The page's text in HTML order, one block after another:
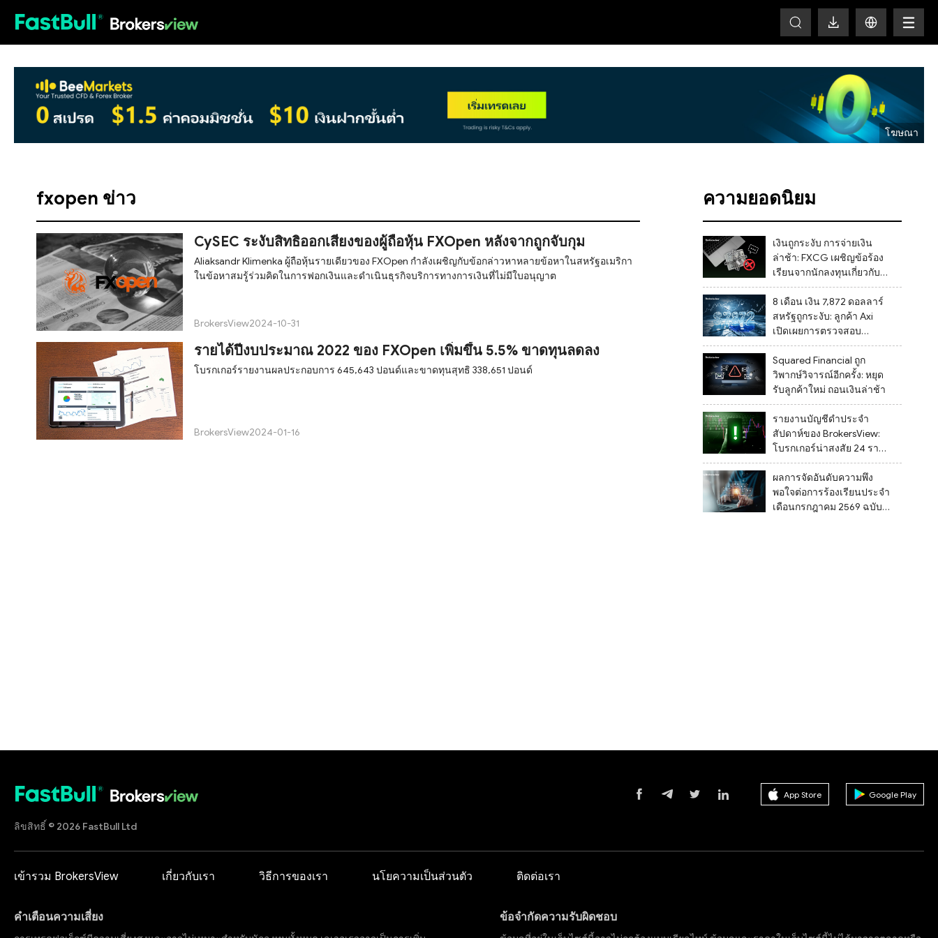
fxopen ข่าว
CySEC ระงับสิทธิออกเสียงของผู้ถือหุ้น FXOpen หลังจากถูกจับกุม
Aliaksandr Klimenka ผู้ถือหุ้นรายเดียวของ FXOpen กําลังเผชิญกับข้อกล่าวหาหลายข้อหาในสหรัฐอเมริกา
ในข้อหาสมรู้ร่วมคิดในการฟอกเงินและดําเนินธุรกิจบริการทางการเงินที่ไม่มีใบอนุญาต
BrokersView2024-10-31
รายได้ปีงบประมาณ 2022 ของ FXOpen เพิ่มขึ้น 5.5% ขาดทุนลดลง
โบรกเกอร์รายงานผลประกอบการ 645,643 ปอนด์และขาดทุนสุทธิ 338,651 ปอนด์
BrokersView2024-01-16
ความยอดนิยม
เงินถูกระงับ การจ่ายเงิน
ล่าช้า: FXCG เผชิญข้อร้อง
เรียนจากนักลงทุนเกี่ยวกับ
การปิดบัญชีและช่องโหว่
ด้านการกำกับดูแล
8 เดือน เงิน 7,872 ดอลลาร์
สหรัฐถูกระงับ: ลูกค้า Axi
เปิดเผยการตรวจสอบ
เอกสารที่ไม่สิ้นสุดและไม่
สามารถถอนเงินได้
Squared Financial ถูก
วิพากษ์วิจารณ์อีกครั้ง: หยุด
รับลูกค้าใหม่ ถอนเงินล่าช้า
รายงานบัญชีดำประจำ
สัปดาห์ของ BrokersView:
โบรกเกอร์น่าสงสัย 24 รายที่
ถูกระบุระหว่างวันที่ 27
กรกฎาคม ถึง 2 สิงหาคม
2569
ผลการจัดอันดับความพึง
พอใจต่อการร้องเรียนประจำ
เดือนกรกฎาคม 2569 ฉบับ
ลิขสิทธิ์ © 2026 FastBull Ltd
App Store Google Play
เข้ารวม BrokersView เกี่ยวกับเรา วิธีการของเรา นโยความเป็นส่วนตัว ติดต่อเรา
คำเตือนความเสี่ยง ข้อจำกัดความรับผิดชอบ